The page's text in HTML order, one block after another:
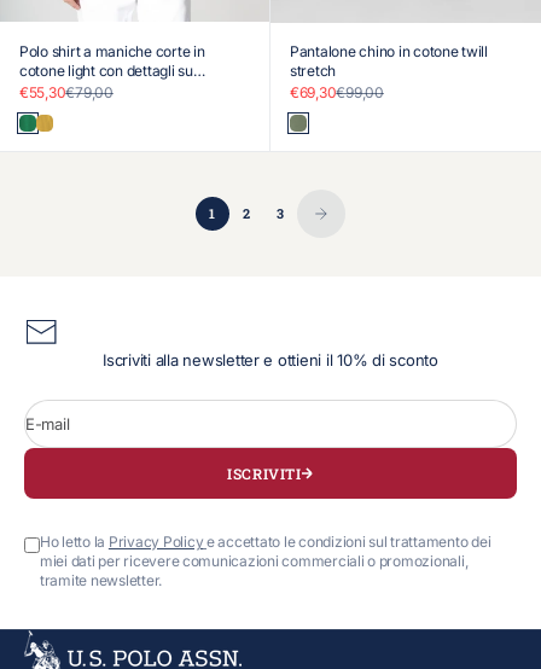
Polo shirt a maniche corte in
cotone light con dettagli su
maniche e colletto
Prezzo scontato
€55,30Prezzo
€79,00
VerdeGiallo
Pantalone chino in cotone twill
stretch
Prezzo scontato
€69,30Prezzo
€99,00
Verde
1 2 3
Iscriviti alla newsletter e ottieni il 10% di sconto
E-mail
ISCRIVITI
Ho letto la Privacy Policye accettato le condizioni sul trattamento dei
miei dati per ricevere comunicazioni commerciali o promozionali,
tramite newsletter.